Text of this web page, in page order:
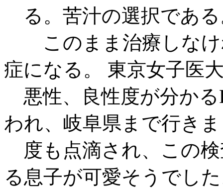
る。苦汁の選択であ
このまま治療しなけ
症になる。 東京女子医
悪性、良性度が分かる
われ、岐阜県まで行き
度も点滴され、この
る息子が可愛そうでし